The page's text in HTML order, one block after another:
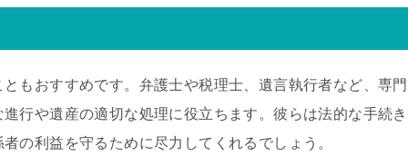
もおすすめです。弁護士や税理士、遺言執行者など、専門
行や遺産の適切な処理に役立ちます。彼らは法的な手続き
の利益を守るために尽力してくれるでしょう。